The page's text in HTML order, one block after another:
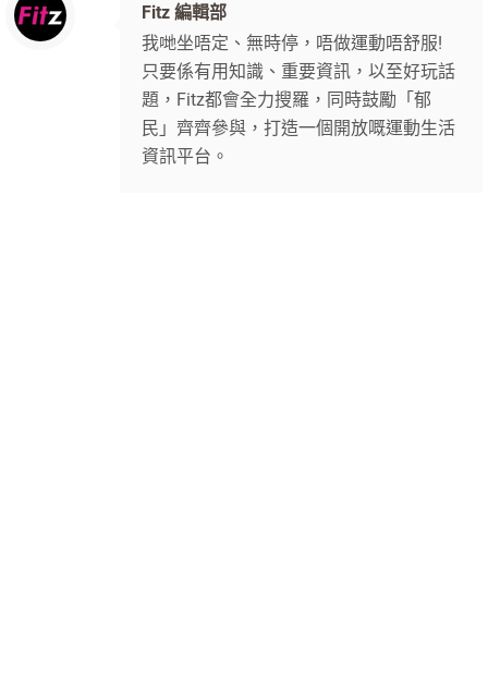
Fitz 編輯部
我哋坐唔定、無時停，唔做運動唔舒服!
只要係有用知識、重要資訊，以至好玩話
題，Fitz都會全力搜羅，同時鼓勵「郁
民」齊齊參與，打造一個開放嘅運動生活
資訊平台。